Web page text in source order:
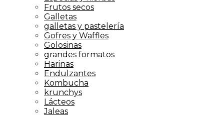
Frutos secos
Galletas
galletas y pastelería
Gofres y Waffles
Golosinas
grandes formatos
Harinas
Endulzantes
Kombucha
krunchys
Lácteos
Jaleas